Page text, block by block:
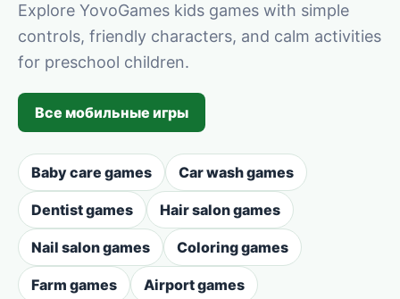
Explore YovoGames kids games with simple
controls, friendly characters, and calm activities
for preschool children.
Все мобильные игры
Baby care games Car wash games
Dentist games Hair salon games
Nail salon games Coloring games
Farm games Airport games